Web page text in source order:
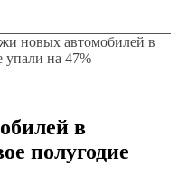
новых автомобилей в
упали на 47%
в
полугодие